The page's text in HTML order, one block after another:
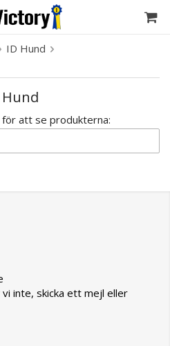
ID Hund
att se produkterna:
inte, skicka ett mejl eller